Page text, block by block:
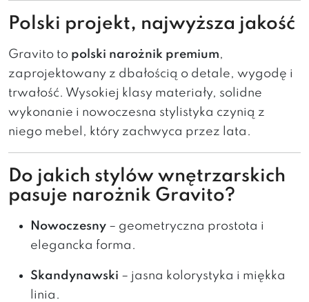
Polski projekt, najwyższa jakość
Gravito to polski narożnik premium,
zaprojektowany z dbałością o detale, wygodę i
trwałość. Wysokiej klasy materiały, solidne
wykonanie i nowoczesna stylistyka czynią z
niego mebel, który zachwyca przez lata.
Do jakich stylów wnętrzarskich
pasuje narożnik Gravito?
Nowoczesny – geometryczna prostota i
elegancka forma.
Skandynawski – jasna kolorystyka i miękka
linia.